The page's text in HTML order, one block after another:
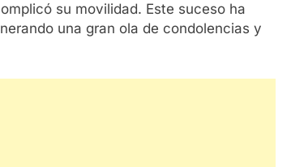
su movilidad. Este suceso ha
una gran ola de condolencias y